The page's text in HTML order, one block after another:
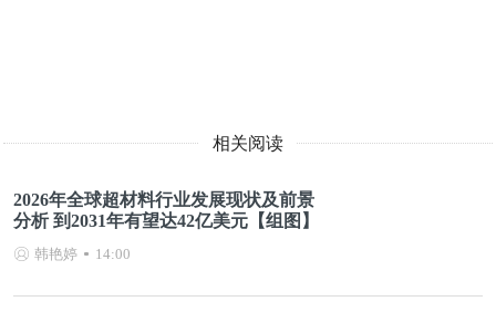
相关阅读
2026年全球超材料行业发展现状及前景
分析 到2031年有望达42亿美元【组图】
韩艳婷 14:00